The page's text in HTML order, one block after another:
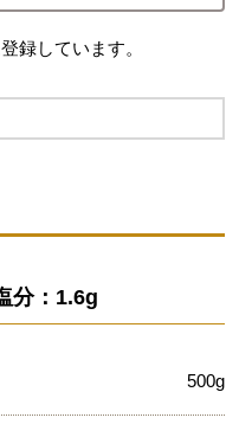
録しています。
分：1.6g
500g